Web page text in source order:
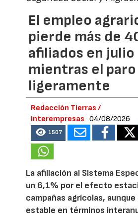
El empleo
pierde más de
afiliados en julio
mientras el paro
ligeramente
Redacción Tierras /
Interempresas
04/08/2026
1507
La afiliación al Sistema
un 6,1% por el efecto
campañas agrícolas,
estable en términos